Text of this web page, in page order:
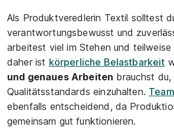
Als Produktveredlerin Textil solltest
verantwortungsbewusst und
arbeitest viel im Stehen und
daher ist körperliche Belastbarkeit
und genaues Arbeiten brauchst du,
Qualitätsstandards einzuhalten.
ebenfalls entscheidend, da
gemeinsam gut funktionieren.